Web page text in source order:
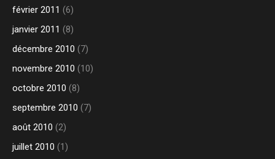
février 2011 (6)
janvier 2011 (8)
décembre 2010 (7)
novembre 2010 (10)
octobre 2010 (8)
septembre 2010 (7)
août 2010 (2)
juillet 2010 (1)